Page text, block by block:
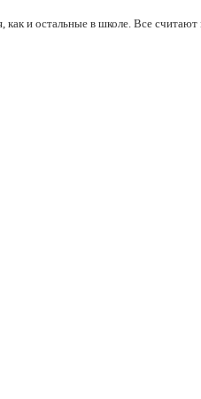
как и остальные в школе. Все